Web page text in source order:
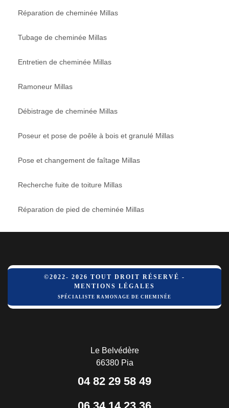
Réparation de cheminée Millas
Tubage de cheminée Millas
Entretien de cheminée Millas
Ramoneur Millas
Débistrage de cheminée Millas
Poseur et pose de poêle à bois et granulé Millas
Pose et changement de faîtage Millas
Recherche fuite de toiture Millas
Réparation de pied de cheminée Millas
©2022- 2026 TOUT DROIT RÉSERVÉ -
MENTIONS LÉGALES
SPÉCIALISTE RAMONAGE DE CHEMINÉE
Le Belvédère
66380 Pia
04 82 29 58 49